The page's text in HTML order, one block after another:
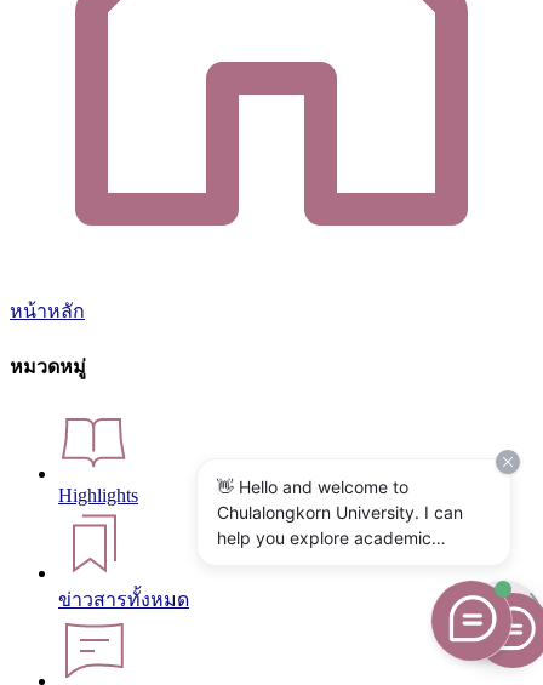
หน้าหลัก
หมวดหมู่
Highlights
ข่าวสารทั้งหมด
👋 Hello and welcome to
Chulalongkorn University. I can
help you explore academic